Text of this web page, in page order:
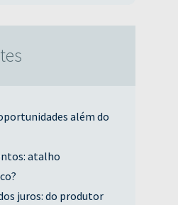
além do
atalho
juros: do produtor